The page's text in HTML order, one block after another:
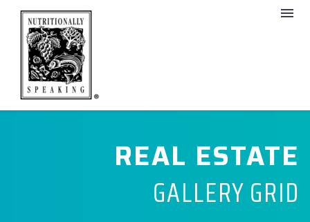
REAL ESTATE
GALLERY GRID